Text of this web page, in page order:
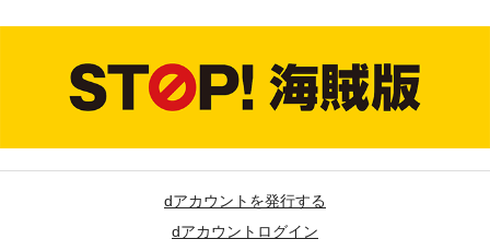
dアカウントを発行する
dアカウントログイン